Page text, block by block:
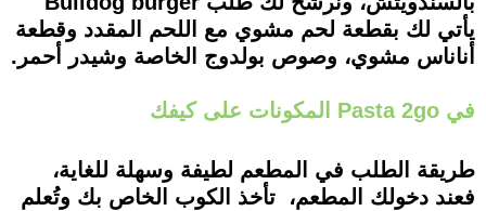
يأتي لك بقطعة لحم مشوي مع اللحم المقدد وقطعة
أناناس مشوي، وصوص بولدوج الخاصة وشيدر أحمر.
في Pasta 2go المكونات على كيفك
طريقة الطلب في المطعم لطيفة وسهلة للغاية،
فعند دخولك المطعم، تأخذ الكوب الخاص بك وتُعلم